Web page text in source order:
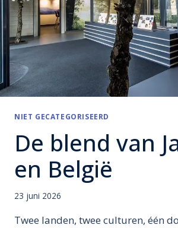
NIET GECATEGORISEERD
De blend van
en België
23 juni 2026
Twee landen, twee culturen, één